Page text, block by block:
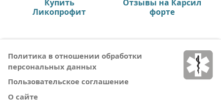
Купить
Ликопрофит
Отзывы на Карсил
форте
Политика в отношении обработки
персональных данных
Пользовательское соглашение
О сайте